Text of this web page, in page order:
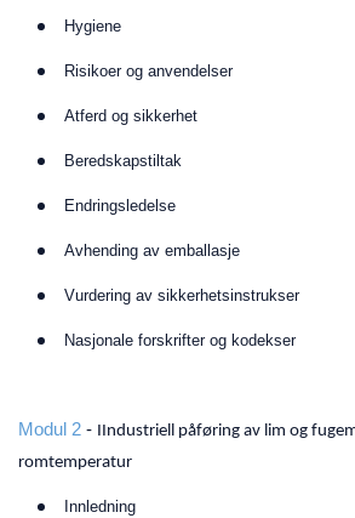
Hygiene
Risikoer og anvendelser
Atferd og sikkerhet
Beredskapstiltak
Endringsledelse
Avhending av emballasje
Vurdering av sikkerhetsinstrukser
Nasjonale forskrifter og kodekser
Modul 2 - IIndustriell påføring av lim og
romtemperatur
Innledning